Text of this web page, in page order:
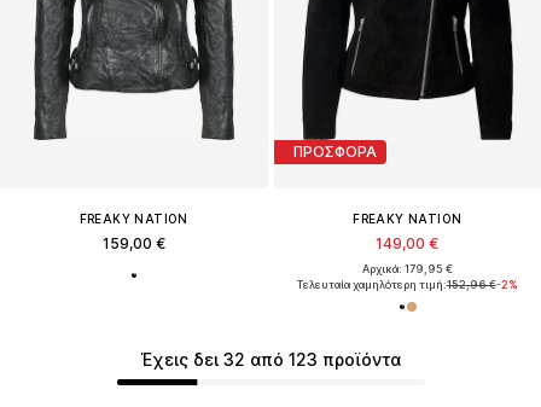
Έχεις δει 32 από 123 προϊόντα
FREAKY NATION
159,00 €
ΠΡΟΣΦΟΡΑ
FREAKY NATION
149,00 €
Αρχικά: 179,95 €
Τελευταία χαμηλότερη τιμή:152,96 €-2%